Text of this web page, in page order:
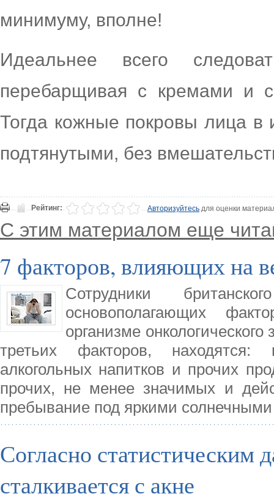
минимуму, вполне!
Идеальнее всего
перебарщивая с кремами и
Тогда кожные покровы лица в
подтянутыми, без
Рейтинг: Авторизуйтесьдля оценки
С этим материалом еще
7 факторов, влияющих на
Сотрудники
основополагающих
организме
третьих факторов, находятся:
алкогольных напитков и прочих
прочих, не менее значимых и
пребывание под яркими
Согласно
сталкивается с акне